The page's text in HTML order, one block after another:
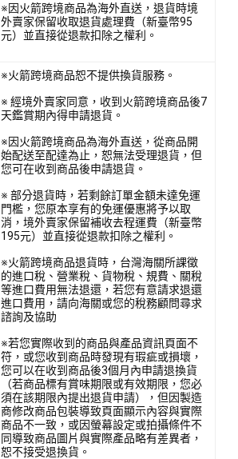
※因火箭跨境商品為海外直送，退貨時境
外賣家保留收取退貨處理費（新臺幣95
元）並直接從退款扣除之權利。
※火箭跨境商品恕不提供換貨服務。
※ 經境外賣家同意，收到火箭跨境商品後7
天鑑賞期內得申請退貨。
※因火箭跨境商品為海外直送，從商品開
始配送至配達為止，恕無法受理退貨，但
您可在收到商品後申請退貨。
※ 部分退貨時，若剩餘訂單金額未達免運
門檻，您原本享有的免運優惠將予以取
消，境外賣家保留補收去程運費（新臺幣
195元）並直接從退款扣除之權利。
※火箭跨境商品退貨時，台灣海關所課徵
的進口稅、營業稅、貨物稅、規費、關稅
等進口費用無法退還，若您有意請求退還
進口費用，請向海關或您的稅務顧問尋求
諮詢及協助
※若您實際收到的商品與產品資訊頁面不
符，或您收到商品時發現有瑕疵或損壞，
您可以在收到商品後3個月內申請退換貨
（若商品標有賞味期限或有效期限，您必
須在該期限內提出退貨申請），但因製造
商修改商品包裝導致頁面顯示內容與實際
商品不一致，或因螢幕設定或拍攝條件不
同導致商品圖片與實際產品略有差異者，
恕不接受退換貨。